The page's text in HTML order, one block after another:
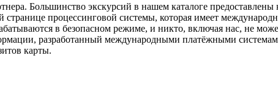
Большинство экскурсий в нашем каталоге
процессинговой системы, которая имеет
в безопасном режиме, и никто, включая нас, не
разработанный международными платёжными
карты.